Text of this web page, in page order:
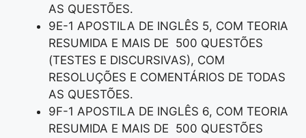
AS QUESTÕES.
9E-1 APOSTILA DE INGLÊS 5, COM TEORIA
RESUMIDA E MAIS DE 500 QUESTÕES
(TESTES E DISCURSIVAS), COM
RESOLUÇÕES E COMENTÁRIOS DE TODAS
AS QUESTÕES.
9F-1 APOSTILA DE INGLÊS 6, COM TEORIA
RESUMIDA E MAIS DE 500 QUESTÕES